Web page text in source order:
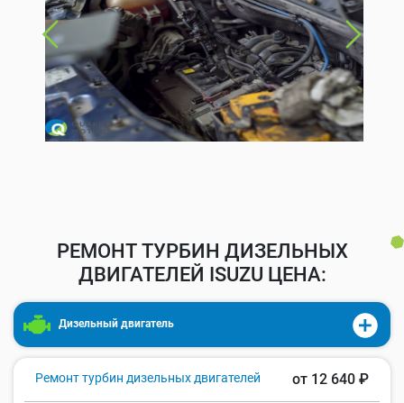
РЕМОНТ ТУРБИН ДИЗЕЛЬНЫХ
ДВИГАТЕЛЕЙ ISUZU ЦЕНА:
Дизельный двигатель
Ремонт турбин дизельных двигателей от 12 640 ₽